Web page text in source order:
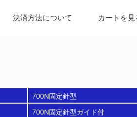
決済方法について カートを見
700N固定針型
700N固定針型ガイド付